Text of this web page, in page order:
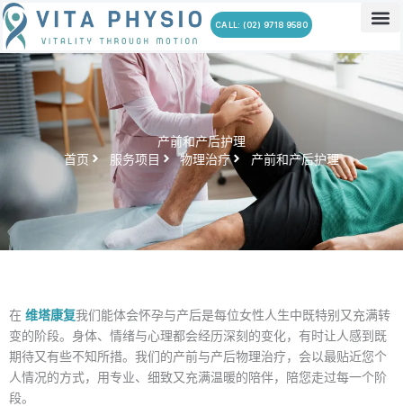
跳
至
内
容
CALL: (02) 9718 9580
产前和产后护理
首页 服务项目 物理治疗 产前和产后护理
在 维塔康复我们能体会怀孕与产后是每位女性人生中既特别又充满转
变的阶段。身体、情绪与心理都会经历深刻的变化，有时让人感到既
期待又有些不知所措。我们的产前与产后物理治疗，会以最贴近您个
人情况的方式，用专业、细致又充满温暖的陪伴，陪您走过每一个阶
段。